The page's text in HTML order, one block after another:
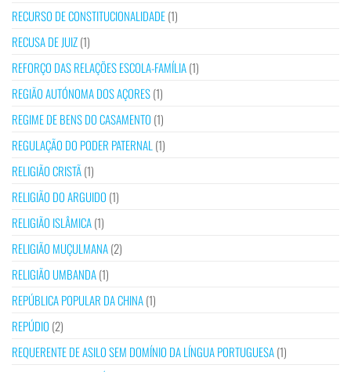
RECURSO DE CONSTITUCIONALIDADE(1)
RECUSA DE JUIZ(1)
REFORÇO DAS RELAÇÕES ESCOLA-FAMÍLIA(1)
REGIÃO AUTÓNOMA DOS AÇORES(1)
REGIME DE BENS DO CASAMENTO (1)
REGULAÇÃO DO PODER PATERNAL (1)
RELIGIÃO CRISTÃ(1)
RELIGIÃO DO ARGUIDO (1)
RELIGIÃO ISLÂMICA(1)
RELIGIÃO MUÇULMANA(2)
RELIGIÃO UMBANDA(1)
REPÚBLICA POPULAR DA CHINA(1)
REPÚDIO (2)
REQUERENTE DE ASILO SEM DOMÍNIO DA LÍNGUA PORTUGUESA(1)